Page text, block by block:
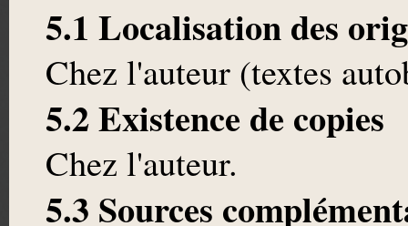
5.1 Localisation des
Chez l'auteur (textes
5.2 Existence de copies
Chez l'auteur.
5.3 Sources